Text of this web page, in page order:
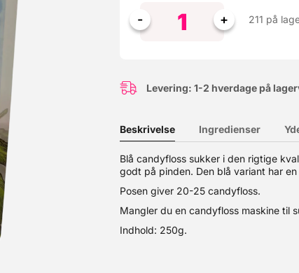
Du kan købe træpinde og candyfloss sukker HER. I
211 på
Levering: 1-2 hverdage på
Beskrivelse Ingredienser
Blå candyfloss sukker i den rigtige
godt på pinden. Den blå variant har
Posen giver 20-25 candyfloss.
Mangler du en candyfloss maskine til
Indhold: 250g.